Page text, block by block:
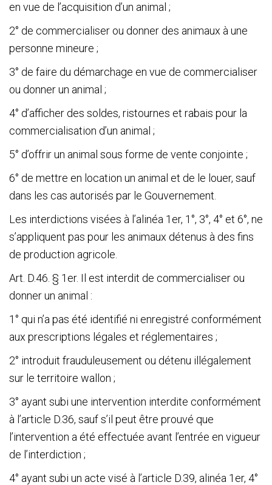
en vue de l’acquisition d’un animal ;
2° de commercialiser ou donner des animaux à une
personne mineure ;
3° de faire du démarchage en vue de commercialiser
ou donner un animal ;
4° d’afficher des soldes, ristournes et rabais pour la
commercialisation d’un animal ;
5° d’offrir un animal sous forme de vente conjointe ;
6° de mettre en location un animal et de le louer, sauf
dans les cas autorisés par le Gouvernement.
Les interdictions visées à l’alinéa 1 er, 1°, 3°, 4° et 6°, ne
s’appliquent pas pour les animaux détenus à des fins
de production agricole.
Art. D.46. § 1 er. Il est interdit de commercialiser ou
donner un animal :
1° qui n’a pas été identifié ni enregistré conformément
aux prescriptions légales et réglementaires ;
2° introduit frauduleusement ou détenu illégalement
sur le territoire wallon ;
3° ayant subi une intervention interdite conformément
à l’article D.36, sauf s’il peut être prouvé que
l’intervention a été effectuée avant l’entrée en vigueur
de l’interdiction ;
4° ayant subi un acte visé à l’article D.39, alinéa 1 er, 4°